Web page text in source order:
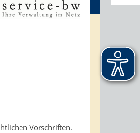
Vorschriften.